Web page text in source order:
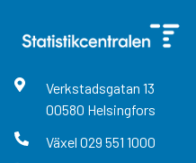
Verkstadsgatan 13
00580 Helsingfors
Växel 029 551 1000